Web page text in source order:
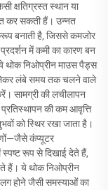
क्षतिग्रस्त स्थान या
कर सकती हैं। उन्नत
बनाती है, जिससे कमजोर
में कमी का कारण बन
थोक निओप्रीन माउस पैड्स
लेकर लंबे समय तक चलने वाले
सामग्री की लचीलापन
की कम आवृत्ति
को स्थिर रखा जाता है।
कंप्यूटर
रूप से दिखाई देते हैं,
हैं। ये थोक निओप्रीन
होने जैसी समस्याओं का